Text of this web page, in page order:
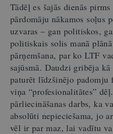
Tādēļ es šajās dienās
pārdomāju nākamos soļus
uzvaras – gan politiskos,
politiskais solis manā
pārņemšana, par ko LTF
sajūsmā. Daudzi gribēja
paturēt līdzšinējo
viņa “profesionalitātes”
pārliecināšanas darbs, ka
absolūti nepieciešama, jo
vēl ir par maz, lai vadītu